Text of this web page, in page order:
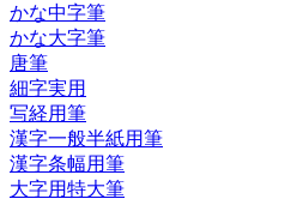
かな中字筆
かな大字筆
唐筆
細字実用
写経用筆
漢字一般半紙用筆
漢字条幅用筆
大字用特大筆